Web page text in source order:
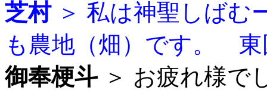
芝村＞ 私は神聖しば
も農地（畑）です。 東
御奉梗斗＞ お疲れ様で